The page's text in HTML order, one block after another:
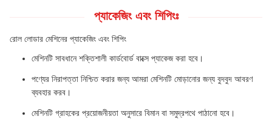
প্যাকেজিং এবং শিপিংঃ
রোল লোডার মেশিনের প্যাকেজিং এবং শিপিং
মেশিনটি সাবধানে শক্তিশালী কার্ডবোর্ড বাক্সে প্যাকেজ করা হবে।
পণ্যের নিরাপত্তা নিশ্চিত করার জন্য আমরা মেশিনটি মোড়ানোর জন্য বুদবুদ আবরণ
ব্যবহার করব।
মেশিনটি গ্রাহকের প্রয়োজনীয়তা অনুসারে বিমান বা সমুদ্রপথে পাঠানো হবে।